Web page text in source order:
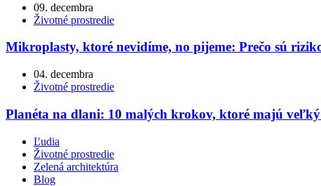
09. decembra
Životné prostredie
Mikroplasty, ktoré nevidíme, no pijeme: Prečo sú
04. decembra
Životné prostredie
Planéta na dlani: 10 malých krokov, ktoré majú
Ľudia
Životné prostredie
Zelená architektúra
Blog